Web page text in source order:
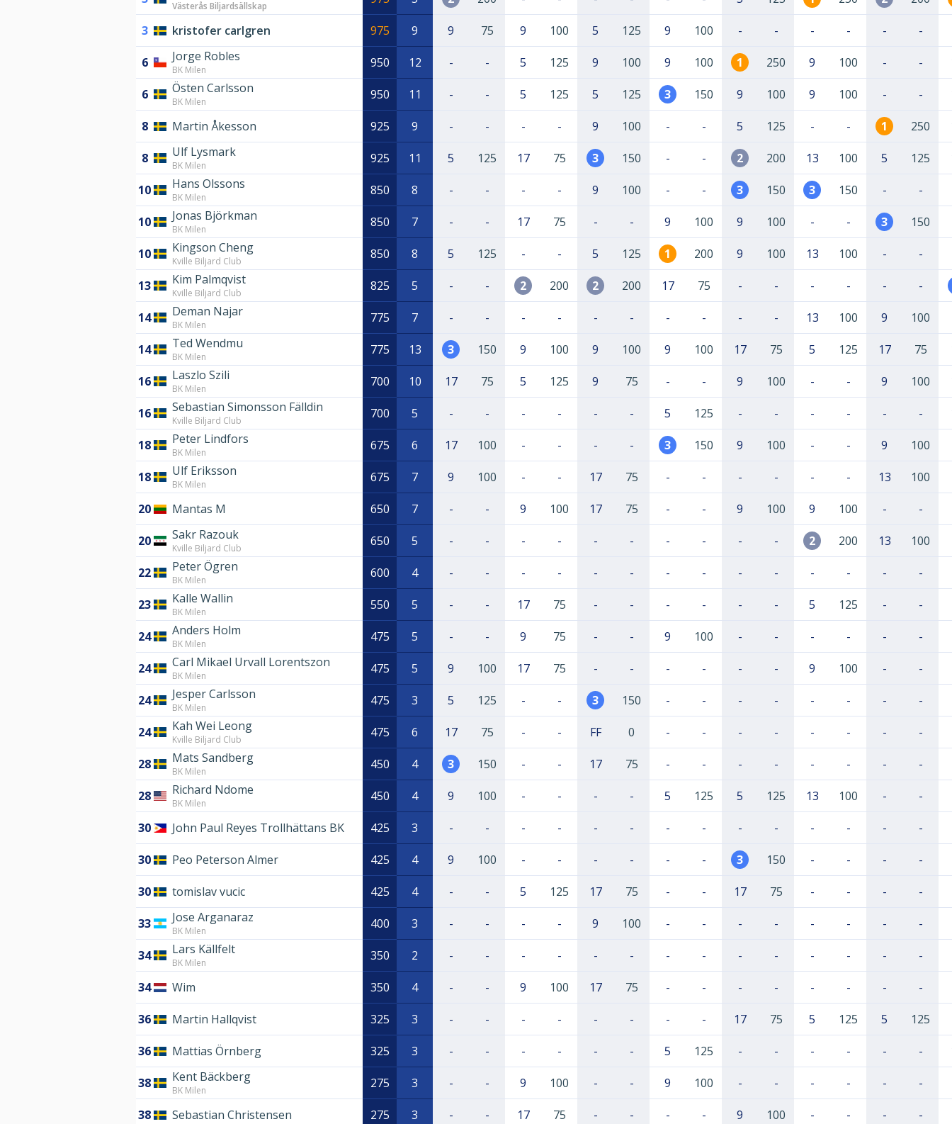
Västerås Biljardsällskap
3 kristofer carlgren 975 9 9 75 9 100 5 125 9 100 - - - - - -
6 Jorge Robles
BK Milen 950 12 - - 5 125 9 100 9 100 1 250 9 100 - -
6 Östen Carlsson
BK Milen 950 11 - - 5 125 5 125 3 150 9 100 9 100 - -
8 Martin Åkesson 925 9 - - - - 9 100 - - 5 125 - - 1 250
8 Ulf Lysmark
BK Milen 925 11 5 125 17 75 3 150 - - 2 200 13 100 5 125
10 Hans Olssons
BK Milen 850 8 - - - - 9 100 - - 3 150 3 150 - -
10 Jonas Björkman
BK Milen 850 7 - - 17 75 - - 9 100 9 100 - - 3 150
10 Kingson Cheng
Kville Biljard Club 850 8 5 125 - - 5 125 1 200 9 100 13 100 - -
13 Kim Palmqvist
Kville Biljard Club 825 5 - - 2 200 2 200 17 75 - - - - - -
14 Deman Najar
BK Milen 775 7 - - - - - - - - - - 13 100 9 100
14 Ted Wendmu
BK Milen 775 13 3 150 9 100 9 100 9 100 17 75 5 125 17 75
16 Laszlo Szili
BK Milen 700 10 17 75 5 125 9 75 - - 9 100 - - 9 100
16 Sebastian Simonsson Fälldin
Kville Biljard Club 700 5 - - - - - - 5 125 - - - - - -
18 Peter Lindfors
BK Milen 675 6 17 100 - - - - 3 150 9 100 - - 9 100
18 Ulf Eriksson
BK Milen 675 7 9 100 - - 17 75 - - - - - - 13 100
20 Mantas M 650 7 - - 9 100 17 75 - - 9 100 9 100 - -
20 Sakr Razouk
Kville Biljard Club 650 5 - - - - - - - - - - 2 200 13 100
22 Peter Ögren
BK Milen 600 4 - - - - - - - - - - - - - -
23 Kalle Wallin
BK Milen 550 5 - - 17 75 - - - - - - 5 125 - -
24 Anders Holm
BK Milen 475 5 - - 9 75 - - 9 100 - - - - - -
24 Carl Mikael Urvall Lorentszon
BK Milen 475 5 9 100 17 75 - - - - - - 9 100 - -
24 Jesper Carlsson
BK Milen 475 3 5 125 - - 3 150 - - - - - - - -
24 Kah Wei Leong
Kville Biljard Club 475 6 17 75 - - FF 0 - - - - - - - -
28 Mats Sandberg
BK Milen 450 4 3 150 - - 17 75 - - - - - - - -
28 Richard Ndome
BK Milen 450 4 9 100 - - - - 5 125 5 125 13 100 - -
30 John Paul Reyes Trollhättans BK 425 3 - - - - - - - - - - - - - -
30 Peo Peterson Almer 425 4 9 100 - - - - - - 3 150 - - - -
30 tomislav vucic 425 4 - - 5 125 17 75 - - 17 75 - - - -
33 Jose Arganaraz
BK Milen 400 3 - - - - 9 100 - - - - - - - -
34 Lars Källfelt
BK Milen 350 2 - - - - - - - - - - - - - -
34 Wim 350 4 - - 9 100 17 75 - - - - - - - -
36 Martin Hallqvist 325 3 - - - - - - - - 17 75 5 125 5 125
36 Mattias Örnberg 325 3 - - - - - - 5 125 - - - - - -
38 Kent Bäckberg
BK Milen 275 3 - - 9 100 - - 9 100 - - - - - -
38 Sebastian Christensen 275 3 - - 17 75 - - - - 9 100 - - - -